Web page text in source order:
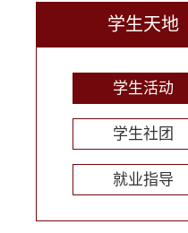
学生天地
学生活动
学生社团
就业指导